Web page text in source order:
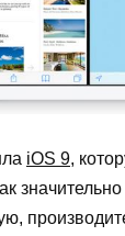
iOS 9,